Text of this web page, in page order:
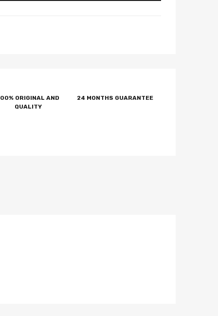
ORIGINAL AND
QUALITY
24 MONTHS GUARANTEE